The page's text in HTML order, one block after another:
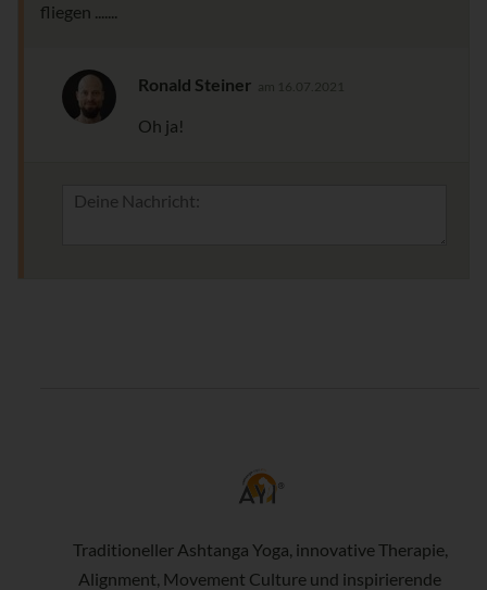
fliegen .......
Ronald Steiner am 16.07.2021
Oh ja!
Traditioneller Ashtanga Yoga, innovative Therapie,
Alignment, Movement Culture und inspirierende